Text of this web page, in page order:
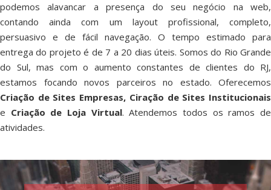
podemos alavancar a presença do seu negócio na web,
contando ainda com um layout profissional, completo,
persuasivo e de fácil navegação. O tempo estimado para
entrega do projeto é de 7 a 20 dias úteis. Somos do Rio Grande
do Sul, mas com o aumento constantes de clientes do RJ,
estamos focando novos parceiros no estado. Oferecemos
Criação de Sites Empresas, Ciração de Sites Institucionais
e Criação de Loja Virtual. Atendemos todos os ramos de
atividades.